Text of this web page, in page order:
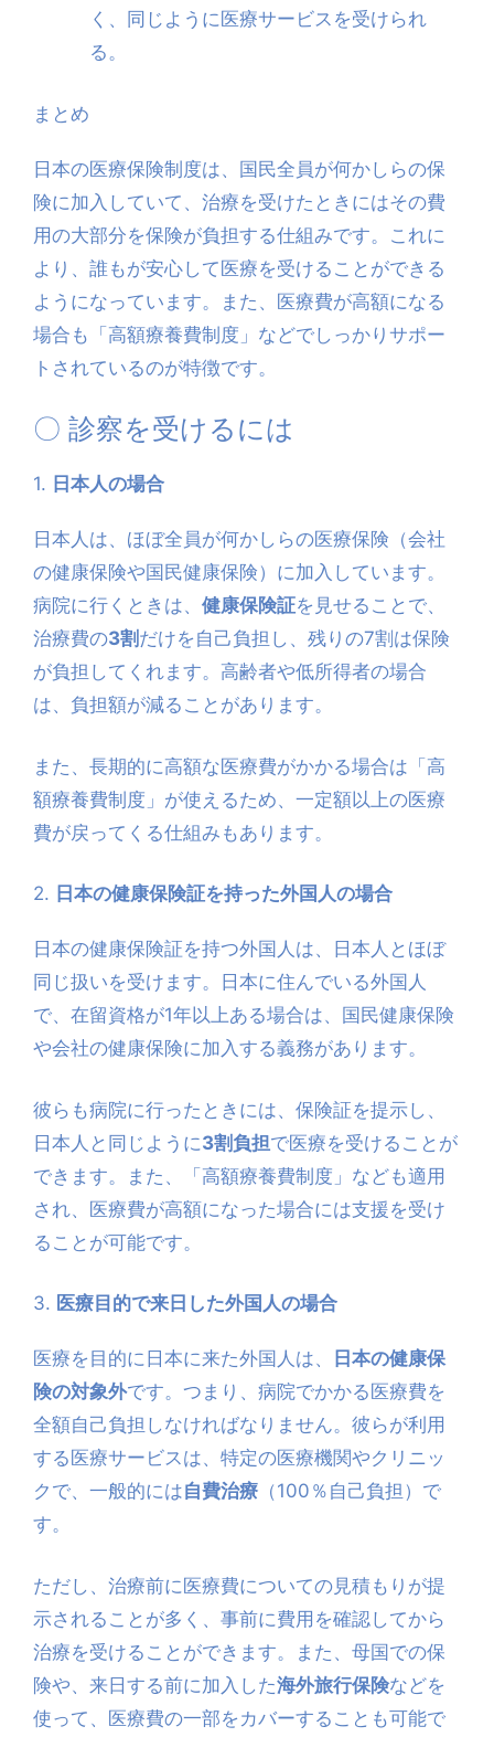
く、同じように医療サービスを受けられ
る。
まとめ
日本の医療保険制度は、国民全員が何かしらの保
険に加入していて、治療を受けたときにはその費
用の大部分を保険が負担する仕組みです。これに
より、誰もが安心して医療を受けることができる
ようになっています。また、医療費が高額になる
場合も「高額療養費制度」などでしっかりサポー
トされているのが特徴です。
〇 診察を受けるには
1. 日本人の場合
日本人は、ほぼ全員が何かしらの医療保険（会社
の健康保険や国民健康保険）に加入しています。
病院に行くときは、 健康保険証を見せることで、
治療費の3割 だけを自己負担し、残りの7割は保険
が負担してくれます。高齢者や低所得者の場合
は、負担額が減ることがあります。
また、長期的に高額な医療費がかかる場合は「高
額療養費制度」が使えるため、一定額以上の医療
費が戻ってくる仕組みもあります。
2. 日本の健康保険証を持った外国人の場合
日本の健康保険証を持つ外国人は、日本人とほぼ
同じ扱いを受けます。日本に住んでいる外国人
で、在留資格が1年以上ある場合は、国民健康保険
や会社の健康保険に加入する義務があります。
彼らも病院に行ったときには、保険証を提示し、
日本人と同じように3割負担で医療を受けることが
できます。また、「高額療養費制度」なども適用
され、医療費が高額になった場合には支援を受け
ることが可能です。
3. 医療目的で来日した外国人の場合
医療を目的に日本に来た外国人は、
日本の健康保
険の対象外です。つまり、病院でかかる医療費を
全額自己負担しなければなりません。彼らが利用
する医療サービスは、特定の医療機関やクリニッ
クで、一般的には自費治療 （100％自己負担）で
す。
ただし、治療前に医療費についての見積もりが提
示されることが多く、事前に費用を確認してから
治療を受けることができます。また、母国での保
険や、来日する前に加入した海外旅行保険などを
使って、医療費の一部をカバーすることも可能で